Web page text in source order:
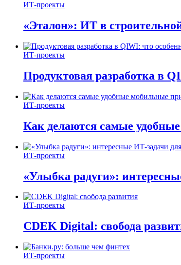
ИТ-проекты
«Эталон»: ИТ в
ИТ-проекты
Продуктовая разработка в
ИТ-проекты
Как делаются самые
ИТ-проекты
«Улыбка радуги»:
ИТ-проекты
CDEK Digital: свобода
ИТ-проекты